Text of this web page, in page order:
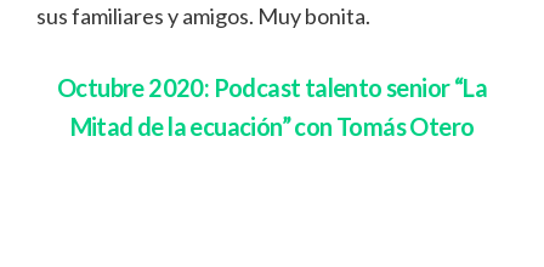
sus familiares y amigos. Muy bonita.
Octubre 2020: Podcast talento senior “La
Mitad de la ecuación” con Tomás Otero